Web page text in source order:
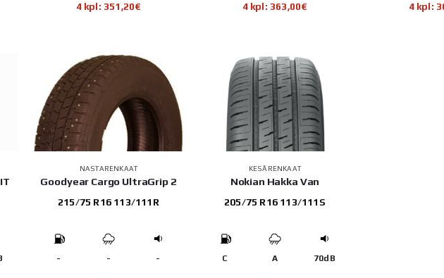
4 kpl: 351,20€ 4 kpl: 363,00€ 4 kpl:
NASTARENKAAT
Goodyear Cargo UltraGrip 2
215/75 R16 113/111R
- - -
KESÄRENKAAT
Nokian Hakka Van
205/75 R16 113/111S
C A 70dB